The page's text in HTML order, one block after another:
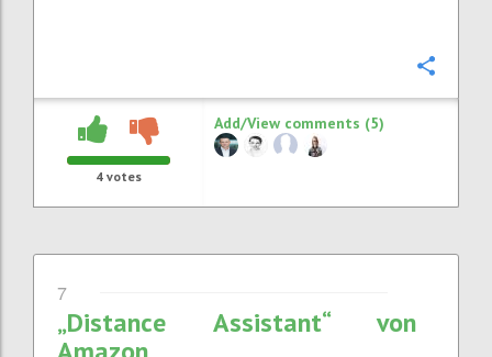
4 votes
Add/View comments (5)
7
„Distance Assistant“ von